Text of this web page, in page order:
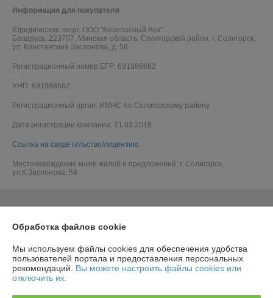
Информация для покупателя
Юридическое лицо: ООО "Безопасный Век"
Беларусь, 223707, Минская область, Солигорский район, г. Солигорск,
ул. Константина Заслонова, д. 58
Регистрационный номер ЕГР: 691988662
УНП: 691988662
Регистрационный орган: ИМНС по Солигорскому району
Дата регистрации компании: 21.03.2018
Ссылка на свидетельство/лицензию
Местонахождение книги жалоб и предложений: г. Солигорск,
ул.К.Заслонова, 58
Обработка файлов cookie
Мы используем файлы cookies для обеспечения удобства
пользователей портала и предоставления персональных
рекомендаций. Вы можете настроить файлы cookies или
отключить их.